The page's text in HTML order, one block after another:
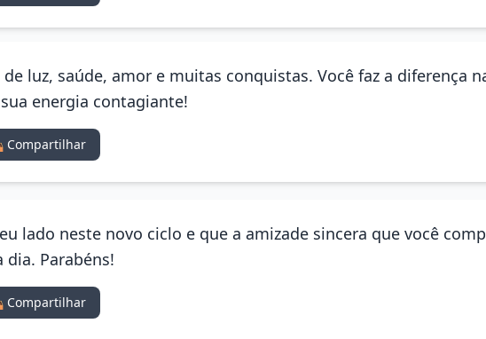
luz, saúde, amor e muitas conquistas. Você faz a diferença
energia contagiante!
Compartilhar
lado neste novo ciclo e que a amizade sincera que você
Parabéns!
Compartilhar